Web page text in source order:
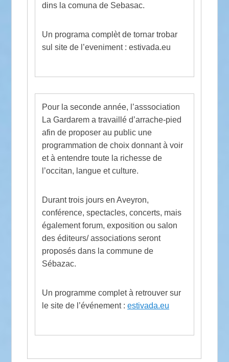
dins la comuna de Sebasac.
Un programa complèt de tornar trobar
sul site de l’eveniment : estivada.eu
Pour la seconde année, l’asssociation
La Gardarem a travaillé d’arrache-pied
afin de proposer au public une
programmation de choix donnant à voir
et à entendre toute la richesse de
l’occitan, langue et culture.
Durant trois jours en Aveyron,
conférence, spectacles, concerts, mais
également forum, exposition ou salon
des éditeurs/ associations seront
proposés dans la commune de
Sébazac.
Un programme complet à retrouver sur
le site de l’événement :estivada.eu